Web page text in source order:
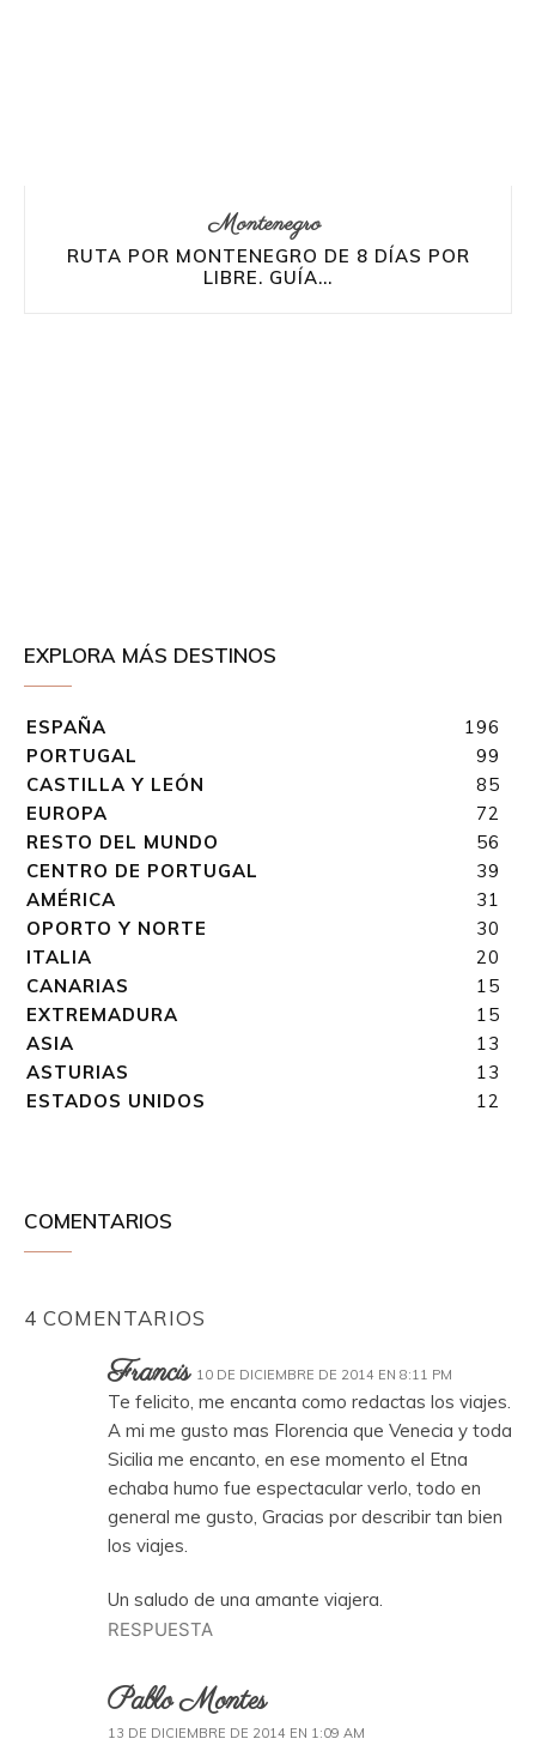
Montenegro
RUTA POR MONTENEGRO DE 8 DÍAS POR
LIBRE. GUÍA...
EXPLORA MÁS DESTINOS
ESPAÑA
196
PORTUGAL
99
CASTILLA Y LEÓN
85
EUROPA
72
RESTO DEL MUNDO
56
CENTRO DE PORTUGAL
39
AMÉRICA
31
OPORTO Y NORTE
30
ITALIA
20
CANARIAS
15
EXTREMADURA
15
ASIA
13
ASTURIAS
13
ESTADOS UNIDOS
12
COMENTARIOS
4 COMENTARIOS
Francis 10 DE DICIEMBRE DE 2014 EN 8:11 PM
Te felicito, me encanta como redactas los viajes.
A mi me gusto mas Florencia que Venecia y toda
Sicilia me encanto, en ese momento el Etna
echaba humo fue espectacular verlo, todo en
general me gusto, Gracias por describir tan bien
los viajes.
Un saludo de una amante viajera.
RESPUESTA
Pablo Montes
13 DE DICIEMBRE DE 2014 EN 1:09 AM